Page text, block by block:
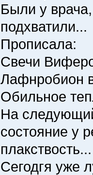
Были у
подхватили...
Прописала:
Свечи
Лафнробион
Обильное
На
состояние у
плакствость...
Сегодгя уже